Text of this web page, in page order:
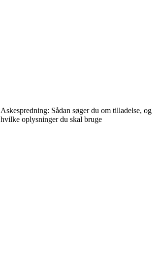
Askespredning: Sådan søger du om tilladelse, og
hvilke oplysninger du skal bruge